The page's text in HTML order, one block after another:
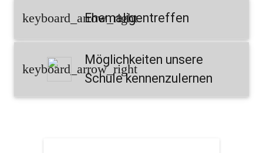
keyboard_arrow_rightEhemaligentreffen
keyboard_arrow_right
Möglichkeiten unsere
Schule kennenzulernen